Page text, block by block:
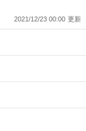
2021/12/23 00:00